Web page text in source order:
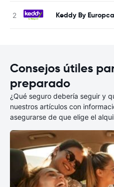
Keddy By
Consejos útiles
preparado
¿Qué seguro debería seguir y
nuestros artículos con
asegurarse de que elige el